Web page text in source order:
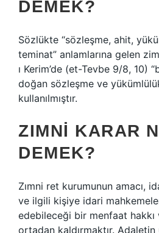
DEMEK?
Sözlükte “sözleşme, ahit,
teminat” anlamlarına gelen
ı Kerim’de (et-Tevbe 9/8, 10)
doğan sözleşme ve
kullanılmıştır.
ZIMNI KARAR
DEMEK?
Zımni ret kurumunun amacı,
ve ilgili kişiye idari
edebileceği bir menfaat hakkı
ortadan kaldırmaktır. Adaletin